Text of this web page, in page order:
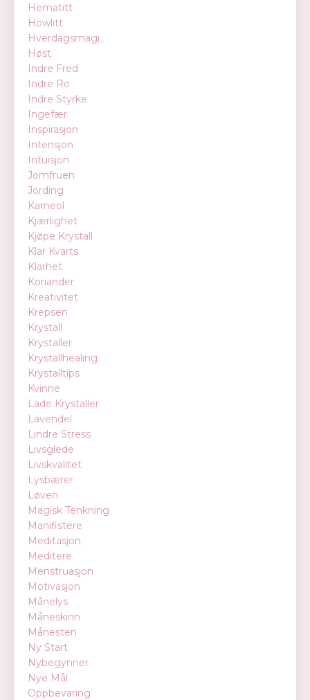
Hematitt
Howlitt
Hverdagsmagi
Høst
Indre Fred
Indre Ro
Indre Styrke
Ingefær
Inspirasjon
Intensjon
Intuisjon
Jomfruen
Jording
Karneol
Kjærlighet
Kjøpe Krystall
Klar Kvarts
Klarhet
Koriander
Kreativitet
Krepsen
Krystall
Krystaller
Krystallhealing
Krystalltips
Kvinne
Lade Krystaller
Lavendel
Lindre Stress
Livsglede
Livskvalitet
Lysbærer
Løven
Magisk Tenkning
Manifistere
Meditasjon
Meditere
Menstruasjon
Motivasjon
Månelys
Måneskinn
Månesten
Ny Start
Nybegynner
Nye Mål
Oppbevaring